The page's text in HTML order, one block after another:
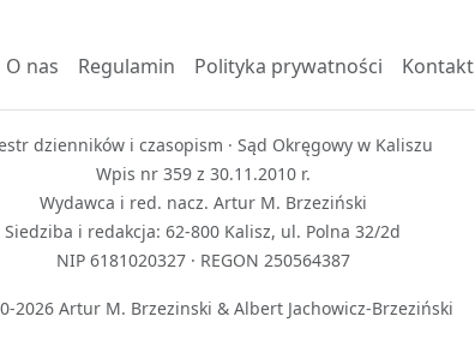
O nas Regulamin Polityka prywatności Kontakt
dzienników i czasopism · Sąd Okręgowy w Kaliszu
Wpis nr 359 z 30.11.2010 r.
Wydawca i red. nacz. Artur M. Brzeziński
Siedziba i redakcja: 62-800 Kalisz, ul. Polna 32/2d
NIP 6181020327 · REGON 250564387
2026 Artur M. Brzezinski & Albert Jachowicz-Brzeziński